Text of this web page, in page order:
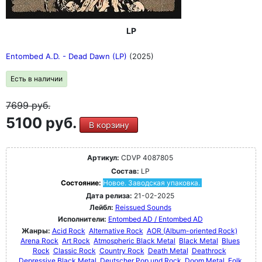
LP
Entombed A.D. - Dead Dawn (LP) (2025)
Есть в наличии
7699руб.
5100 руб. В корзину
Артикул: CDVP 4087805
Состав: LP
Состояние: Новое. Заводская упаковка.
Дата релиза: 21-02-2025
Лейбл: Reissued Sounds
Исполнители: Entombed AD / Entombed AD
Жанры: Acid Rock Alternative Rock AOR (Album-oriented Rock)
Arena Rock Art Rock Atmospheric Black Metal Black Metal Blues
Rock Classic Rock Country Rock Death Metal Deathrock